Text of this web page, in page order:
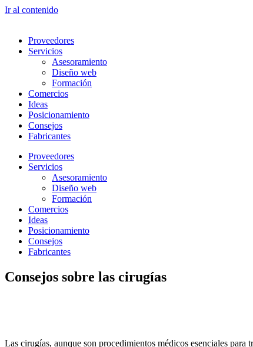
Ir al contenido
Proveedores
Servicios
Asesoramiento
Diseño web
Formación
Comercios
Ideas
Posicionamiento
Consejos
Fabricantes
Proveedores
Servicios
Asesoramiento
Diseño web
Formación
Comercios
Ideas
Posicionamiento
Consejos
Fabricantes
Consejos sobre las cirugías
Las cirugías, aunque son procedimientos médicos esenciales